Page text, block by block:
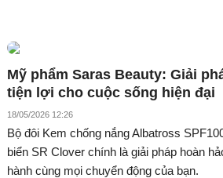
Mỹ phẩm Saras Beauty: Giải
tiện lợi cho cuộc sống hiện đại
18/05/2026 12:26
Bộ đôi Kem chống nắng Albatross
biển SR Clover chính là giải pháp hoàn
hành cùng mọi chuyển động của bạn.